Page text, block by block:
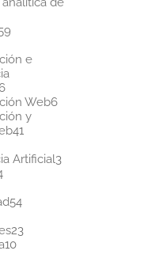
59
e
116
productos
Web66
y
4141
Artificial33
124
5454
2323
1010